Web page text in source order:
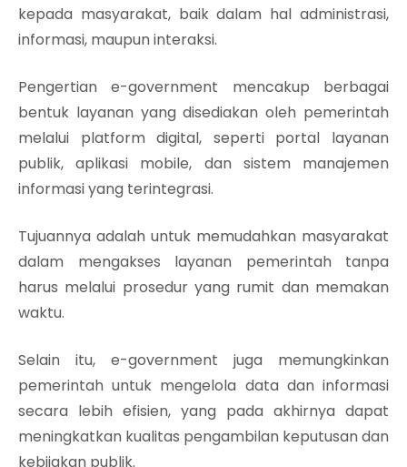
kepada masyarakat, baik dalam hal administrasi,
informasi, maupun interaksi.
Pengertian e-government mencakup berbagai
bentuk layanan yang disediakan oleh pemerintah
melalui platform digital, seperti portal layanan
publik, aplikasi mobile, dan sistem manajemen
informasi yang terintegrasi.
Tujuannya adalah untuk memudahkan masyarakat
dalam mengakses layanan pemerintah tanpa
harus melalui prosedur yang rumit dan memakan
waktu.
Selain itu, e-government juga memungkinkan
pemerintah untuk mengelola data dan informasi
secara lebih efisien, yang pada akhirnya dapat
meningkatkan kualitas pengambilan keputusan dan
kebijakan publik.